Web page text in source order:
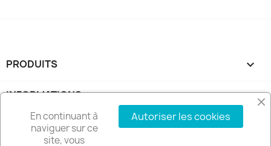
PRODUITS 
INFORMATIONS 
VOTRE COMPTE 
En continuant à
naviguer sur ce
site, vous
Autoriser les cookies